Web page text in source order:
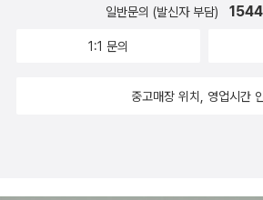
일반문의 (발신자 부담)
1:1 문의
중고매장 위치, 영업시간